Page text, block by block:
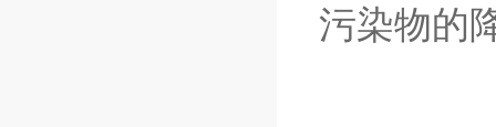
污染物的